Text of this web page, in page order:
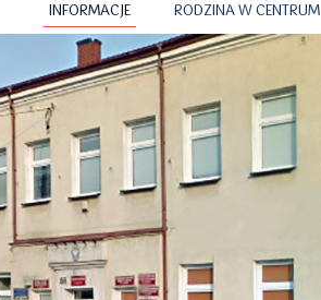
INFORMACJE RODZINA W CENTRUM